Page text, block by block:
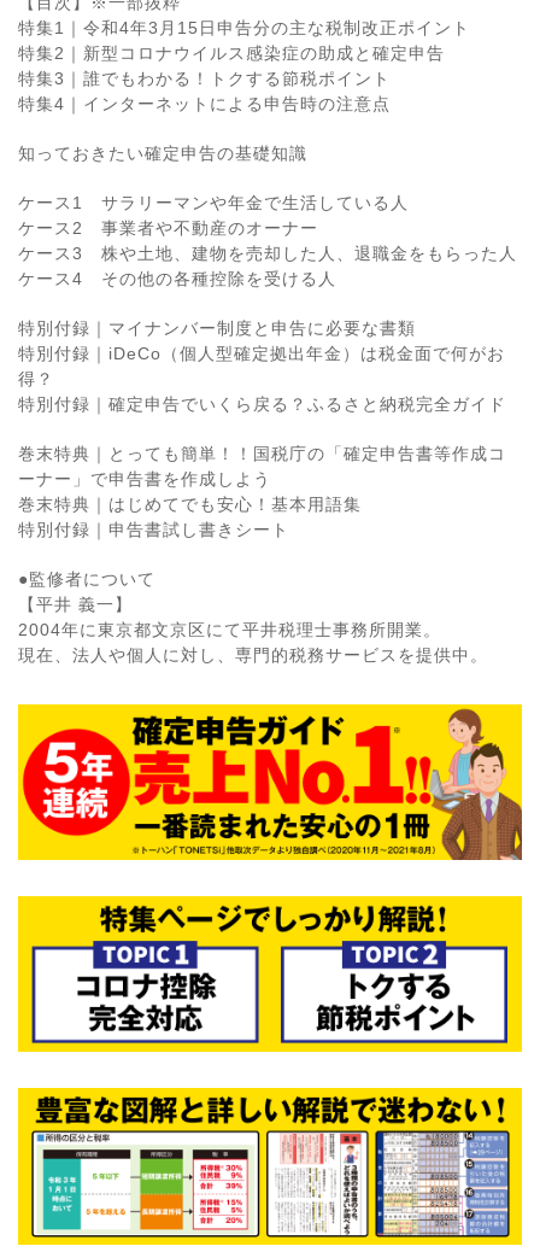
特集1｜令和4年3月15日申告分の主な税制改正ポイント
特集2｜新型コロナウイルス感染症の助成と確定申告
特集3｜誰でもわかる！トクする節税ポイント
特集4｜インターネットによる申告時の注意点
知っておきたい確定申告の基礎知識
ケース1 サラリーマンや年金で生活している人
ケース2 事業者や不動産のオーナー
ケース3 株や土地、建物を売却した人、退職金をもらった人
ケース4 その他の各種控除を受ける人
特別付録｜マイナンバー制度と申告に必要な書類
特別付録｜iDeCo（個人型確定拠出年金）は税金面で何がお
得？
特別付録｜確定申告でいくら戻る？ふるさと納税完全ガイド
巻末特典｜とっても簡単！！国税庁の「確定申告書等作成コ
ーナー」で申告書を作成しよう
巻末特典｜はじめてでも安心！基本用語集
特別付録｜申告書試し書きシート
●監修者について
【平井 義一】
2004年に東京都文京区にて平井税理士事務所開業。
現在、法人や個人に対し、専門的税務サービスを提供中。